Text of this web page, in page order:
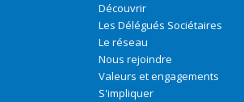
Découvrir
Les Délégués Sociétaires
Le réseau
Nous rejoindre
Valeurs et engagements
S'impliquer